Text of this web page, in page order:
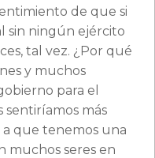
de que si
sin ningún ejército
tal vez. ¿Por qué
y muchos
para el
más
a que tenemos una
muchos seres en